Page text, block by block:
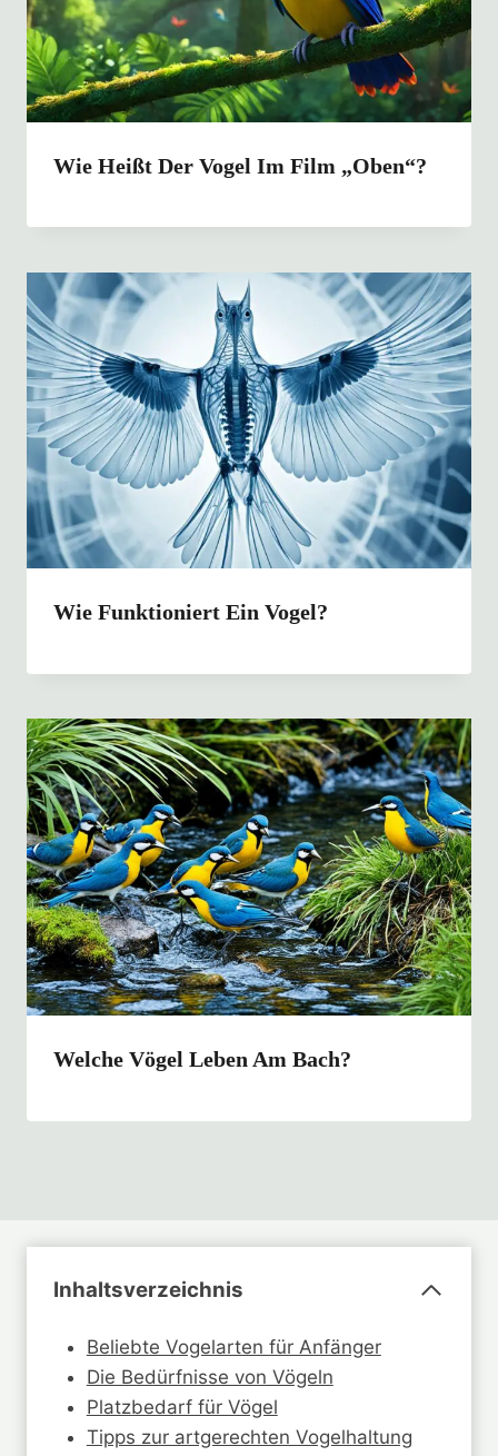
Wie Heißt Der Vogel Im Film „Oben“?
Wie Funktioniert Ein Vogel?
Welche Vögel Leben Am Bach?
Inhaltsverzeichnis
Beliebte Vogelarten für Anfänger
Die Bedürfnisse von Vögeln
Platzbedarf für Vögel
Tipps zur artgerechten Vogelhaltung